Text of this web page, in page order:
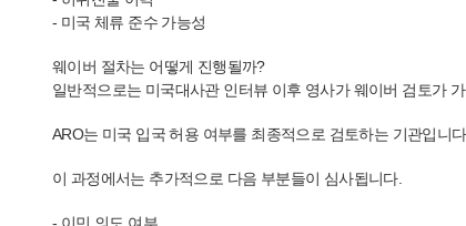
- 미국 체류 준수 가능성
웨이버 절차는 어떻게 진행될까?
일반적으로는 미국대사관 인터뷰 이후 영사가 웨이버 검토가
ARO는 미국 입국 허용 여부를 최종적으로 검토하는 기관입니다.
이 과정에서는 추가적으로 다음 부분들이 심사됩니다.